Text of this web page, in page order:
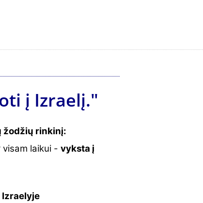
į Izraelį."
žodžių rinkinį:
laikui - vyksta į